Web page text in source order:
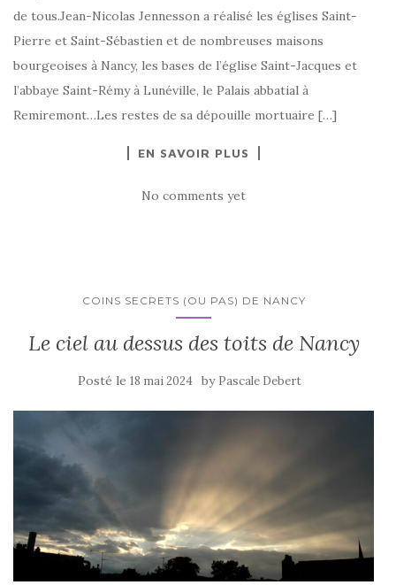
de tous.Jean-Nicolas Jennesson a réalisé les églises Saint-
Pierre et Saint-Sébastien et de nombreuses maisons
bourgeoises à Nancy, les bases de l’église Saint-Jacques et
l’abbaye Saint-Rémy à Lunéville, le Palais abbatial à
Remiremont…Les restes de sa dépouille mortuaire […]
EN SAVOIR PLUS
No comments yet
COINS SECRETS (OU PAS) DE NANCY
Le ciel au dessus des toits de Nancy
Posté le 18 mai 2024 by Pascale Debert